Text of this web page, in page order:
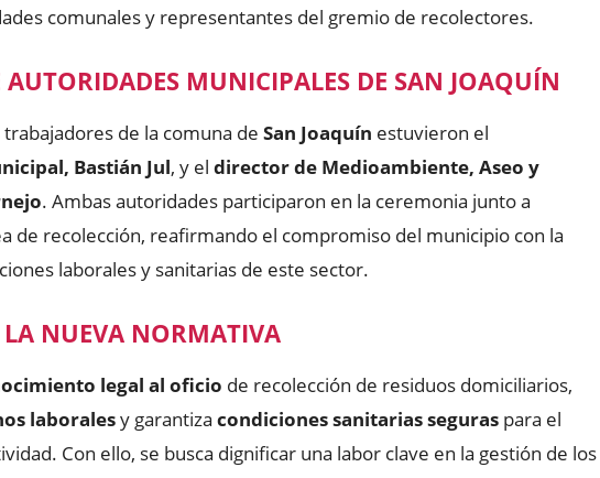
comunales y representantes del gremio de recolectores.
AUTORIDADES MUNICIPALES DE SAN JOAQUÍN
de la comuna de San Joaquín estuvieron el
Bastián Jul, y el director de Medioambiente, Aseo y
. Ambas autoridades participaron en la ceremonia junto a
de recolección, reafirmando el compromiso del municipio con la
laborales y sanitarias de este sector.
LA NUEVA NORMATIVA
legal al oficio de recolección de residuos domiciliarios,
laboralesy garantiza condiciones sanitarias seguras para el
Con ello, se busca dignificar una labor clave en la gestión de los